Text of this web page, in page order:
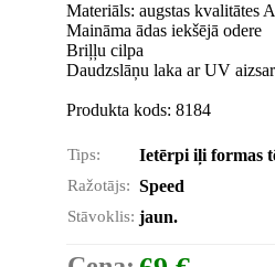
Materiāls: augstas kvalitātes
Maināma ādas iekšējā odere
Briļļu cilpa
Daudzslāņu laka ar UV
Produkta kods: 8184
Tips: Ietērpi iļi formas
Ražotājs: Speed
Stāvoklis: jaun.